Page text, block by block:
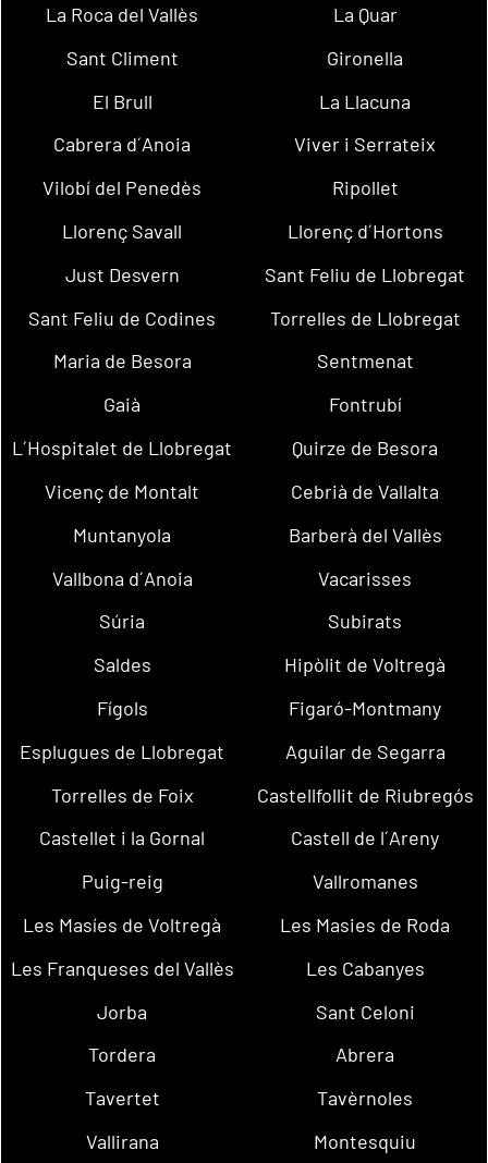
La Roca del Vallès
La Quar
Sant Climent
Gironella
El Brull
La Llacuna
Cabrera d´Anoia
Viver i Serrateix
Vilobí del Penedès
Ripollet
Llorenç Savall
Llorenç d´Hortons
Just Desvern
Sant Feliu de Llobregat
Sant Feliu de Codines
Torrelles de Llobregat
Maria de Besora
Sentmenat
Gaià
Fontrubí
L´Hospitalet de Llobregat
Quirze de Besora
Vicenç de Montalt
Cebrià de Vallalta
Muntanyola
Barberà del Vallès
Vallbona d´Anoia
Vacarisses
Súria
Subirats
Saldes
Hipòlit de Voltregà
Fígols
Figaró-Montmany
Esplugues de Llobregat
Aguilar de Segarra
Torrelles de Foix
Castellfollit de Riubregós
Castellet i la Gornal
Castell de l´Areny
Puig-reig
Vallromanes
Les Masíes de Voltregà
Les Masies de Roda
Les Franqueses del Vallès
Les Cabanyes
Jorba
Sant Celoni
Tordera
Abrera
Tavertet
Tavèrnoles
Vallirana
Montesquiu